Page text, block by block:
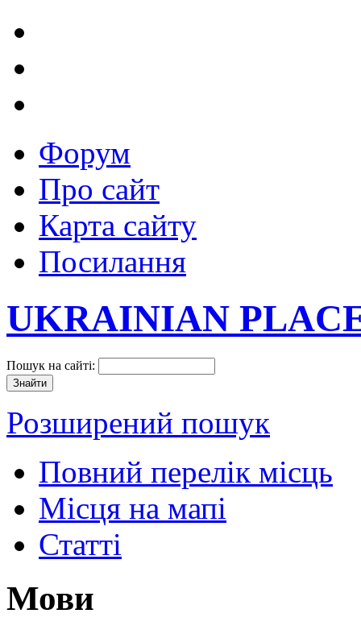
Форум
Про сайт
Карта сайту
Посилання
UKRAINIAN
Пошук на сайті:
Розширений пошук
Повний перелік місць
Місця на мапі
Статті
Мови